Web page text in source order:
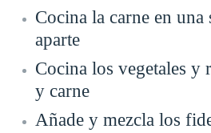
Cocina la carne en una
aparte
Cocina los vegetales y
y carne
Añade y mezcla los